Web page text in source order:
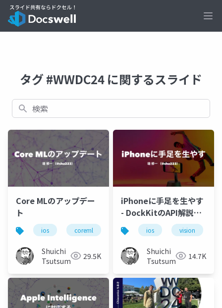
タグ #WWDC24 に関するスライド
検索
Core MLのアップデー
ト
ios coreml wwdc ios18
Shuichi
Tsutsumi
29.5K
iPhoneに手足を生やす
- DockKitのAPI解説と
デモ
ios vision
Shuichi
Tsutsumi
14.7K